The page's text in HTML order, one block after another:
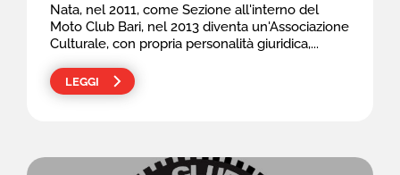
CONTATTI
Nata, nel 2011, come Sezione all'interno del
Moto Club Bari, nel 2013 diventa un'Associazione
Culturale, con propria personalità giuridica,...
LEGGI